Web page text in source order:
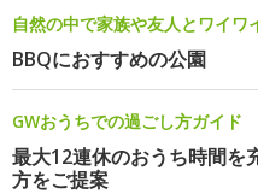
自然の中で家族や友人とワイワ
BBQにおすすめの公園
GWおうちでの過ごし方ガイド
最大12連休のおうち時間を
方をご提案